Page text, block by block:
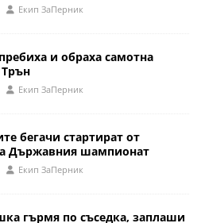
Eкип ЗаПерник
и обраха самотна
Eкип ЗаПерник
бегачи стартират от
Държавния шампионат
Eкип ЗаПерник
гърмя по съседка, заплаши